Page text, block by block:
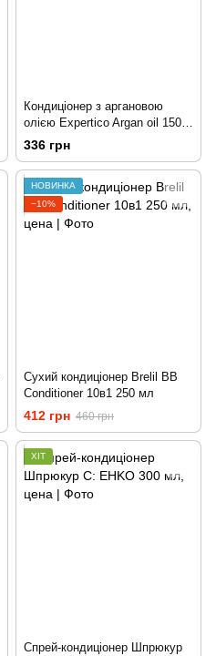
Кондиціонер з аргановою
олією Expertico Argan oil 1500
мл
336 грн
НОВИНКА
−10%
Сухий кондиціонер Brelil BB
Conditioner 10в1 250 мл
412 грн 460 грн
ХІТ
Спрей-кондиціонер Шпрюкур